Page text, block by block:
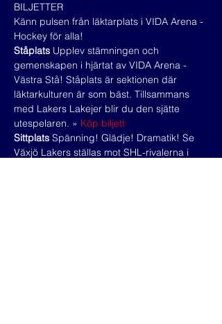
BILJETTER
Känn pulsen från läktarplats i VIDA Arena -
Hockey för alla!
Ståplats Upplev stämningen och
gemenskapen i hjärtat av VIDA Arena -
Västra Stå! Ståplats är sektionen där
läktarkulturen är som bäst. Tillsammans
med Lakers Lakejer blir du den sjätte
utespelaren. » Köp biljett
Sittplats Spänning! Glädje! Dramatik! Se
Växjö Lakers ställas mot SHL-rivalerna i